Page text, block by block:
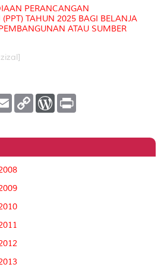
PERANCANGAN
TAHUN 2025 BAGI BELANJA
ATAU SUMBER
E
m
l
C
L
n
W
P
e
t